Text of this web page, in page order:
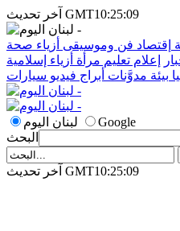
آخر تحديث GMT10:25:09
إقتصاد فن وموسيقى أزياء صحة
إعلام تعليم مرأة أزياء إسلامية
بيئة مدوَّنات أبراج فيديو سيارات
لبنان اليوم
Google
البحث
آخر تحديث GMT10:25:09